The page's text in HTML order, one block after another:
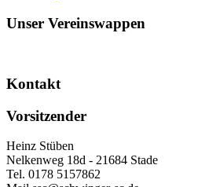
Unser Vereinswappen
Kontakt
Vorsitzender
Heinz Stüben
Nelkenweg 18d - 21684 Stade
Tel. 0178 5157862